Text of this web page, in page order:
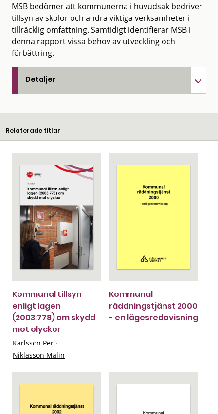
MSB bedömer att kommunerna i huvudsak bedriver
tillsyn av skolor och andra viktiga verksamheter i
tillräcklig omfattning. Samtidigt identifierar MSB i
denna rapport vissa behov av utveckling och
förbättring.
Detaljer
Relaterade titlar
Kommunal tillsyn
enligt lagen
(2003:778) om skydd
mot olyckor
Karlsson Per ·
Niklasson Malin
Kommunal
räddningstjänst 2000
- en lägesredovisning